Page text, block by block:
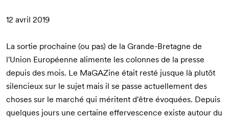
12 avril 2019
La sortie prochaine (ou pas) de la Grande-Bretagne de
l'Union Européenne alimente les colonnes de la presse
depuis des mois. Le MaGAZine était resté jusque là plutôt
silencieux sur le sujet mais il se passe actuellement des
choses sur le marché qui méritent d'être évoquées. Depuis
quelques jours une certaine effervescence existe autour du